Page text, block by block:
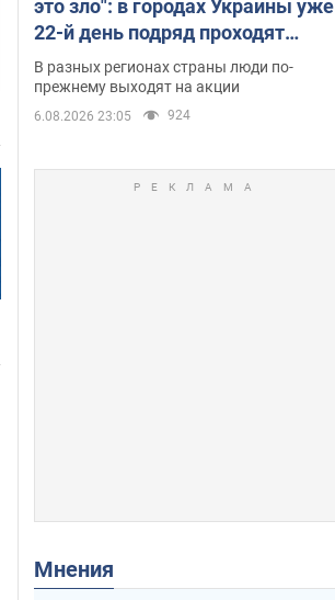
это зло": в городах Украины уже
22-й день подряд проходят
массовые митинги за
возвращение Федорова. Фото и
видео
В разных регионах страны люди по-
прежнему выходят на акции
6.08.2026 23:05 924
Мнения